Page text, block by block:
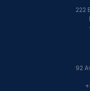
222
92